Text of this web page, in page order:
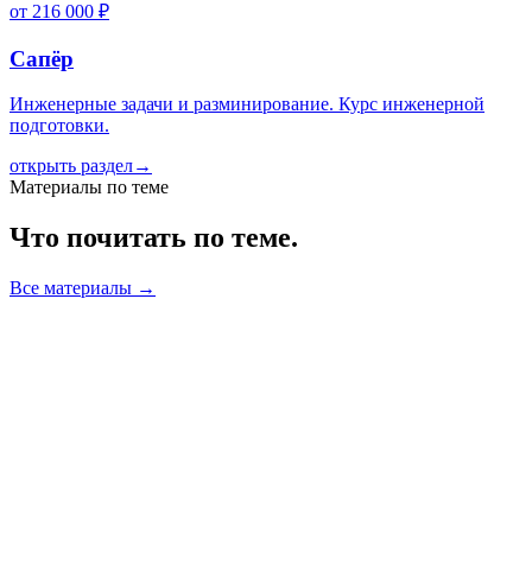
от 216 000 ₽
Сапёр
Инженерные задачи и разминирование. Курс инженерной
подготовки.
открыть раздел→
Материалы по теме
Что почитать по теме.
Все материалы →